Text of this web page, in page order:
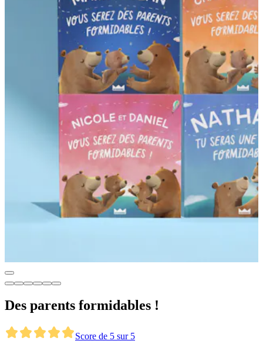
Des parents formidables !
Score de 5 sur 5